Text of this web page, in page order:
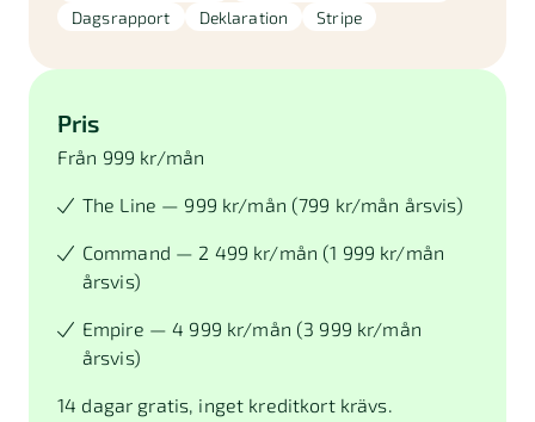
Dagsrapport
Deklaration Stripe
Pris
Från 999 kr/mån
The Line — 999 kr/mån (799 kr/mån årsvis)
Command — 2 499 kr/mån (1 999 kr/mån
årsvis)
Empire — 4 999 kr/mån (3 999 kr/mån
årsvis)
14 dagar gratis, inget kreditkort krävs.